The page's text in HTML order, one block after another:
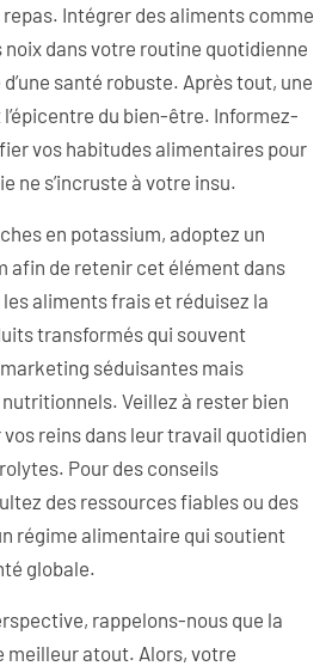
Intégrer des aliments comme
dans votre routine quotidienne
santé robuste. Après tout, une
du bien-être. Informez-
vos habitudes alimentaires pour
ne s’incruste à votre insu.
en potassium, adoptez un
afin de retenir cet élément dans
aliments frais et réduisez la
transformés qui souvent
séduisantes mais
Veillez à rester bien
reins dans leur travail quotidien
Pour des conseils
des ressources fiables ou des
régime alimentaire qui soutient
globale.
rappelons-nous que la
meilleur atout. Alors, votre